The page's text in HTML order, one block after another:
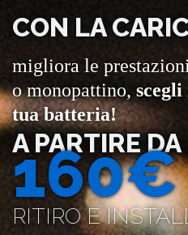
CON LA
migliora le
o monopattino,
tua batteria!
A PARTIRE DA
160€
RITIRO E